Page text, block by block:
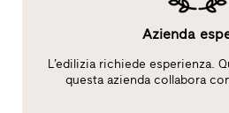
Azienda
L’edilizia richiede esperienza.
questa azienda collabora